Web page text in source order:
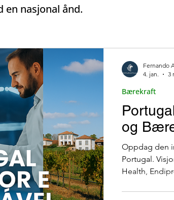
Jul i Porto Nyttårsaften
på Terrassen Offentlig transport
Reiser i Portugal Reise
nasjonal ånd.
og
Oppdag den
Portugal.
Health,
Bærekraft
Fernando
4. jan.
3